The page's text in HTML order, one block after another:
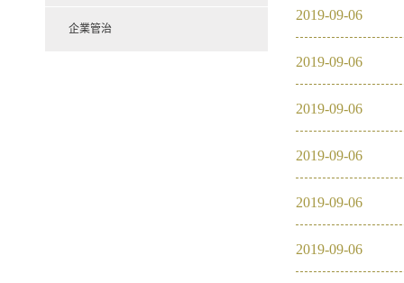
2019
企業管治
2019-09-06
2019-09-06
2019-09-06
2019-09-06
2019-09-06
2019-09-06